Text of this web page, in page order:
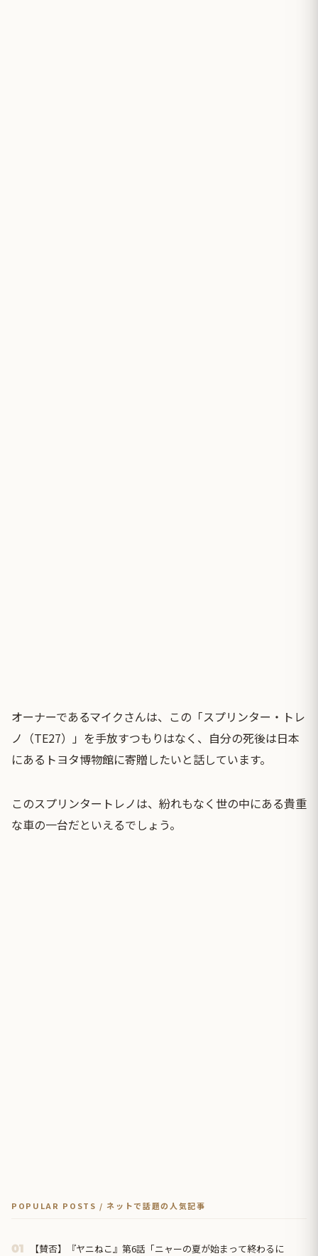
オーナーであるマイクさんは、この「スプリンター・トレ
ノ（TE27）」を手放すつもりはなく、自分の死後は日本
にあるトヨタ博物館に寄贈したいと話しています。
このスプリンタートレノは、紛れもなく世の中にある貴重
な車の一台だといえるでしょう。
POPULAR POSTS / ネットで話題の人気記事
01
【賛否】『ヤニねこ』第6話「ニャーの夏が始まって終わるに